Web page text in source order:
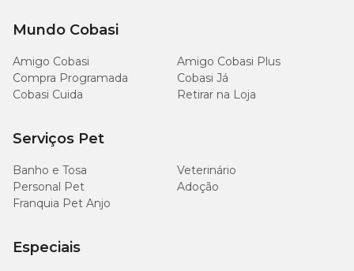
Mundo Cobasi
Amigo Cobasi
Amigo Cobasi Plus
Compra Programada
Cobasi Já
Cobasi Cuida
Retirar na Loja
Serviços Pet
Banho e Tosa
Veterinário
Personal Pet
Adoção
Franquia Pet Anjo
Especiais